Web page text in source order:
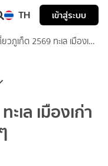
TH เข้าสู่ระบบ
วภูเก็ต 2569 ทะเล เมืองเก่า
เล เมืองเก่า